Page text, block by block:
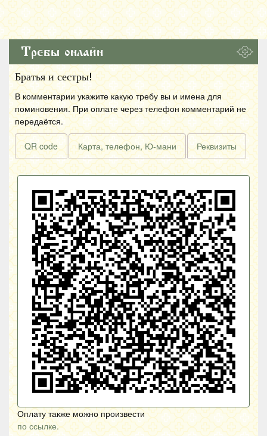
Требы онлайн
Братья и сестры!
В комментарии укажите какую требу вы и имена для
поминовения. При оплате через телефон комментарий не
передаётся.
QR code Карта, телефон, Ю-мани Реквизиты
Оплату также можно произвести
по ссылке.